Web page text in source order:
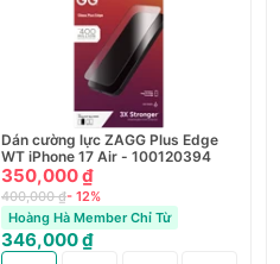
Dán cường lực ZAGG Plus Edge
WT iPhone 17 Air - 100120394
350,000 ₫
400,000 ₫- 12%
Hoàng Hà Member Chỉ Từ
346,000 ₫